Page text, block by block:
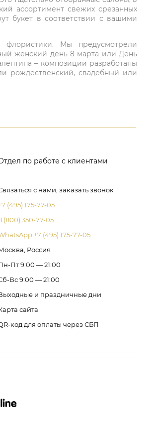
ассортимент свежих срезанных
букет в соответствии с вашими
флористики. Мы предусмотрели
женский день 8 марта или День
– композиции разработаны
рождественский, свадебный или
по работе с клиентами
с нами, заказать звонок
(495) 175-77-05
(800) 350-77-05
+7 (495) 175-77-05
Россия
Пт 9:00 — 21:00
Вс 9:00 — 21:00
и праздничные дни
сайта
код для оплаты через СБП